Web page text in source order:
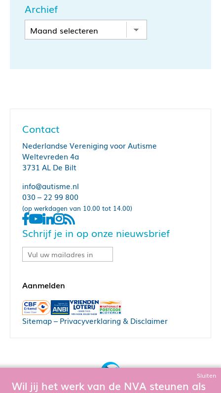
Archief
Contact
Nederlandse Vereniging voor Autisme
Weltevreden 4a
3731 AL De Bilt
info@autisme.nl
030 – 22 99 800
(op werkdagen van 10.00 tot 14.00)
Schrijf je in op onze nieuwsbrief
Sitemap– Privacyverklaring & Disclaimer
Sluiten
Wil jij het werk van de NVA steunen als